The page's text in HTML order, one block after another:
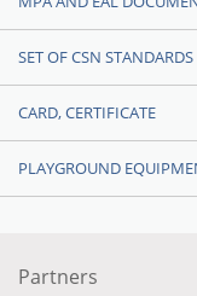
SET OF CSN STANDARDS
CARD, CERTIFICATE
PLAYGROUND
Partners